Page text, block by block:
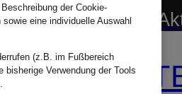
der Cookie-
eine individuelle Auswahl
(z.B. im Fußbereich
Verwendung der Tools